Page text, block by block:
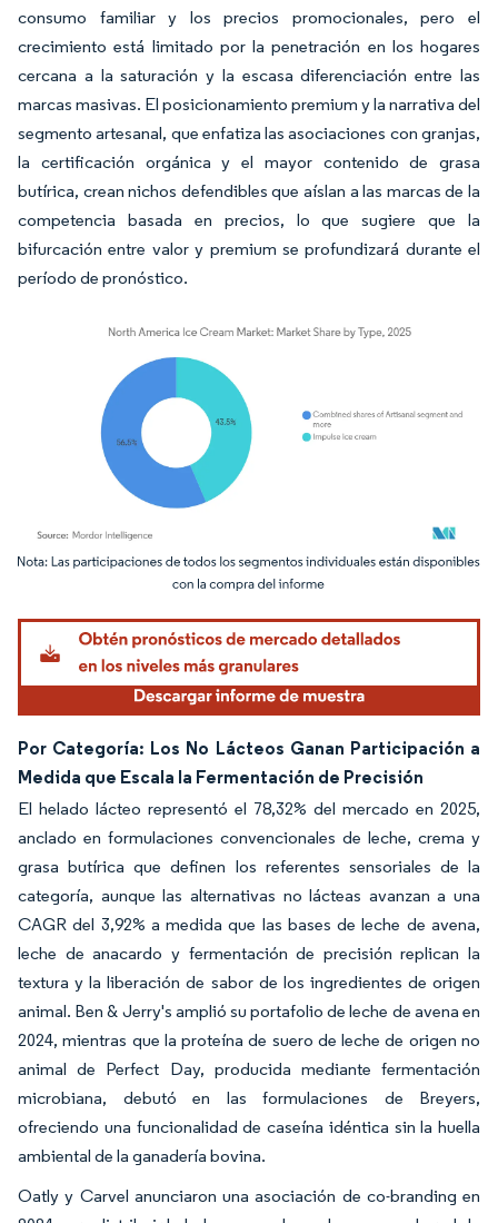
consumo familiar y los precios promocionales, pero el
crecimiento está limitado por la penetración en los hogares
cercana a la saturación y la escasa diferenciación entre las
marcas masivas. El posicionamiento premium y la narrativa del
segmento artesanal, que enfatiza las asociaciones con granjas,
la certificación orgánica y el mayor contenido de grasa
butírica, crean nichos defendibles que aíslan a las marcas de la
competencia basada en precios, lo que sugiere que la
bifurcación entre valor y premium se profundizará durante el
período de pronóstico.
Imagen © Mordor Intelligence. El uso requiere atribución según CC BY 4.0.
Por Categoría: Los No Lácteos Ganan Participación a
Medida que Escala la Fermentación de Precisión
El helado lácteo representó el 78,32% del mercado en 2025,
anclado en formulaciones convencionales de leche, crema y
grasa butírica que definen los referentes sensoriales de la
categoría, aunque las alternativas no lácteas avanzan a una
CAGR del 3,92% a medida que las bases de leche de avena,
leche de anacardo y fermentación de precisión replican la
textura y la liberación de sabor de los ingredientes de origen
animal. Ben & Jerry's amplió su portafolio de leche de avena en
2024, mientras que la proteína de suero de leche de origen no
animal de Perfect Day, producida mediante fermentación
microbiana, debutó en las formulaciones de Breyers,
ofreciendo una funcionalidad de caseína idéntica sin la huella
ambiental de la ganadería bovina.
Oatly y Carvel anunciaron una asociación de co-branding en